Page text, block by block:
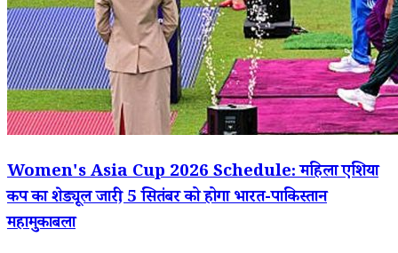
Women's Asia Cup 2026 Schedule: महिला एशिया
कप का शेड्यूल जारी, 5 सितंबर को होगा भारत-पाकिस्तान
महामुकाबला